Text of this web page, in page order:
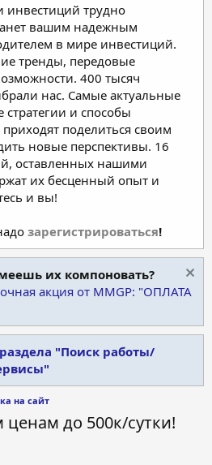
инвестиций трудно
вашим надежным
в мире инвестиций.
тренды, передовые
400 тысяч
нас. Самые актуальные
и способы
поделиться своим
новые перспективы. 16
оставленных нашими
их бесценный опыт и
и вы!
зарегистрироваться!
их компоновать?
акция от MMGP: "ОПЛАТА
"Поиск работы/
на сайт
до 500к/сутки!